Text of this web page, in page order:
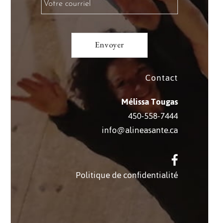
Contact
Mélissa Tougas
450-558-7444
info@alineasante.ca
Politique de confidentialité